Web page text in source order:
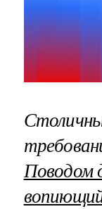
Поводом
вопиющий